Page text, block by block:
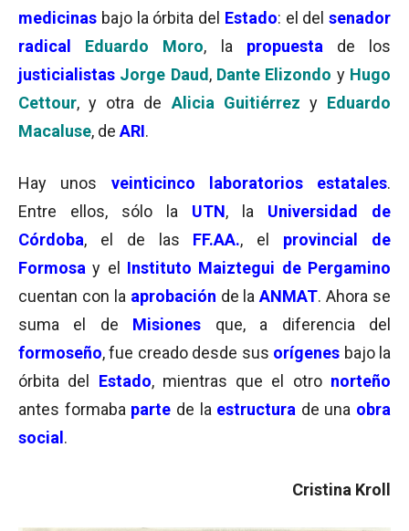
medicinas bajo la órbita del Estado: el del senador
radical
Eduardo Moro, la propuesta
de los
justicialistas Jorge Daud , Dante Elizondo y Hugo
Cettour, y otra de Alicia Guitiérrez y Eduardo
Macaluse, de ARI.
Hay unos veinticinco laboratorios estatales.
Entre ellos, sólo la UTN, la Universidad de
Córdoba, el de las FF.AA., el provincial de
Formosa y el Instituto Maiztegui de Pergamino
cuentan con la aprobación de laANMAT. Ahora se
suma el de Misiones
que, a diferencia del
formoseño, fue creado desde sus orígenes bajo la
órbita del Estado, mientras que el otro norteño
antes formaba parte de la estructura de una obra
social .
Cristina Kroll